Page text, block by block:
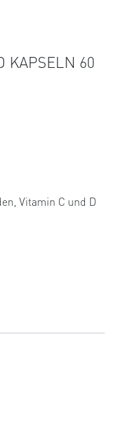
KAPSELN 60
Vitamin C und D